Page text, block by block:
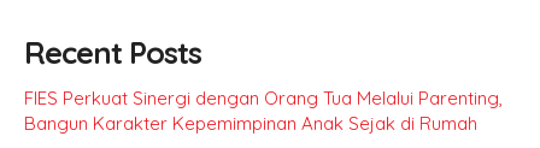
Recent Posts
FIES Perkuat Sinergi dengan Orang Tua Melalui Parenting,
Bangun Karakter Kepemimpinan Anak Sejak di Rumah